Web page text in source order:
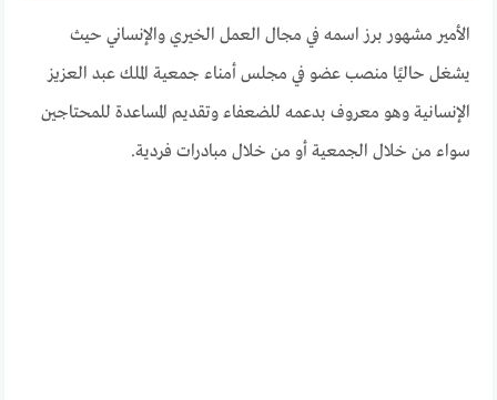
الأمير مشهور برز اسمه في مجال العمل الخيري والإنساني حيث
يشغل حاليًا منصب عضو في مجلس أمناء جمعية الملك عبد العزيز
الإنسانية وهو معروف بدعمه للضعفاء وتقديم المساعدة للمحتاجين
سواء من خلال الجمعية أو من خلال مبادرات فردية.